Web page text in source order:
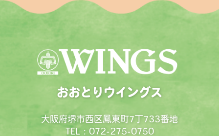
おおとりウイングス
大阪府堺市西区鳳東町7丁733番地
TEL : 072-275-0750